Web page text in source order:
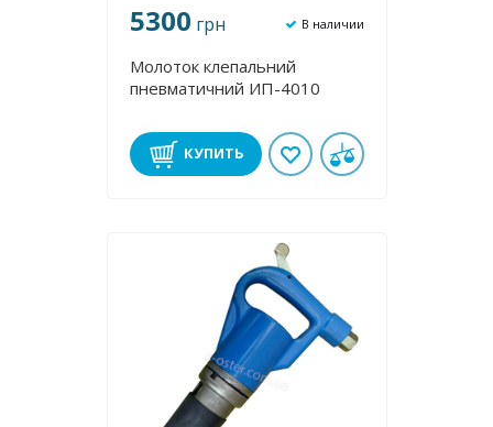
5300 грн В наличии
Молоток клепальний
пневматичний ИП-4010
КУПИТЬ